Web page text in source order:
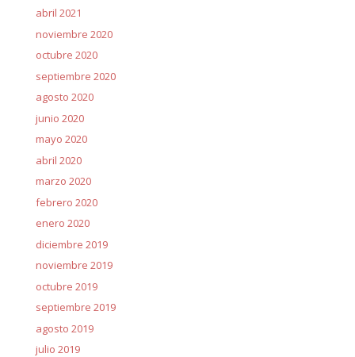
abril 2021
noviembre 2020
octubre 2020
septiembre 2020
agosto 2020
junio 2020
mayo 2020
abril 2020
marzo 2020
febrero 2020
enero 2020
diciembre 2019
noviembre 2019
octubre 2019
septiembre 2019
agosto 2019
julio 2019